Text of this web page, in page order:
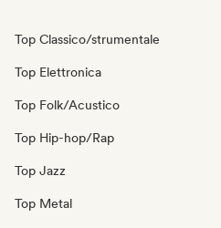
Top Classico/strumentale
Top Elettronica
Top Folk/Acustico
Top Hip-hop/Rap
Top Jazz
Top Metal